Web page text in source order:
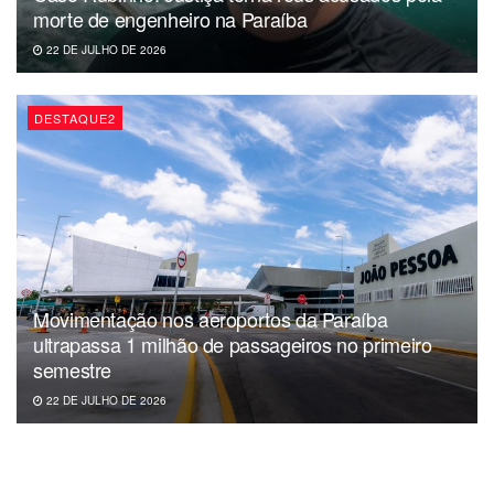
31/03 – Cota única com 15% de desconto
Pagamento integral sem desconto
08/04 – Total do exercício sem desconto
Parcelamento em até 10 vezes
1ª parcela: 31/03
2ª parcela: 08/04
3ª parcela: 08/05
4ª parcela: 08/06
morte de engenheiro na Paraíba
22 DE JULHO DE 2026
DESTAQUE2
Movimentação nos aeroportos da Paraíba
ultrapassa 1 milhão de passageiros no primeiro
semestre
22 DE JULHO DE 2026